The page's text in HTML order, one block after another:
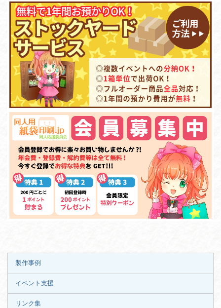
製作事例
イベント支援
リンク集